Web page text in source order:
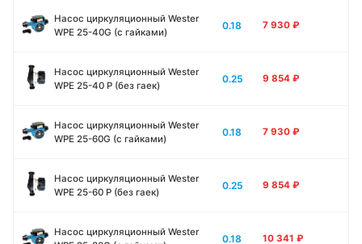
Насос циркуляционный Wester
WPE 25-40G (с гайками)
0.18 7 930 ₽
Насос циркуляционный Wester
WPE 25-40 P (без гаек)
0.25 9 854 ₽
Насос циркуляционный Wester
WPE 25-60G (с гайками)
0.18 7 930 ₽
Насос циркуляционный Wester
WPE 25-60 P (без гаек)
0.25 9 854 ₽
Насос циркуляционный Wester
0.18 10 341 ₽